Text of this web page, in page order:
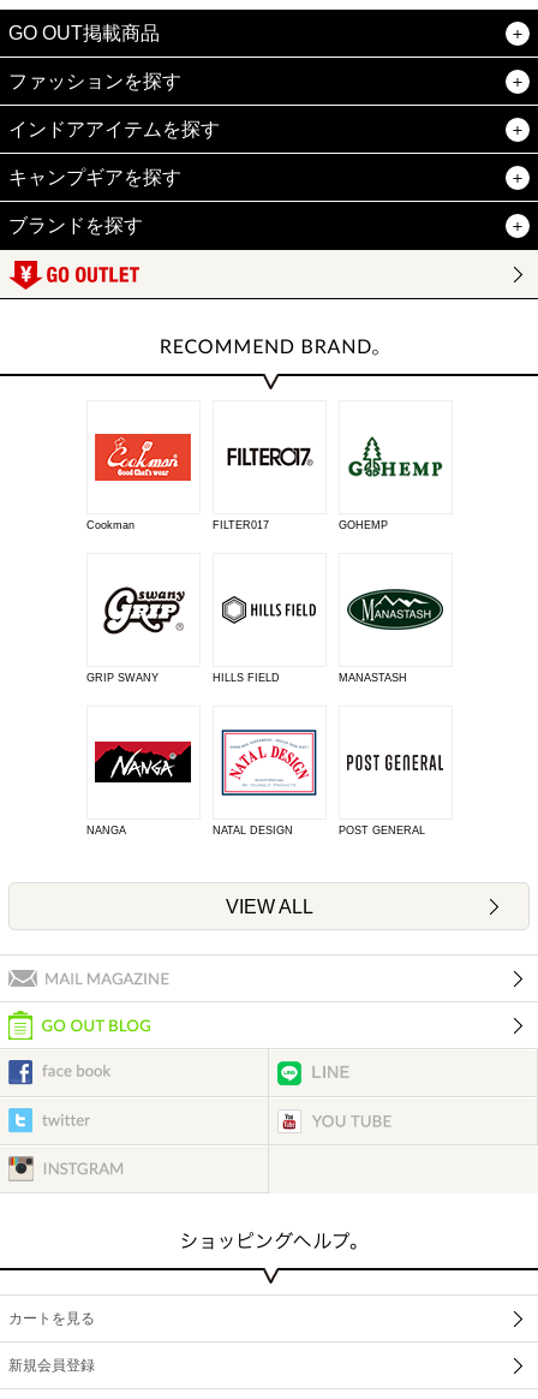
GO OUT掲載商品
ファッションを探す
インドアアイテムを探す
キャンプギアを探す
ブランドを探す
Cookman FILTER017 GOHEMP
GRIP SWANY HILLS FIELD MANASTASH
NANGA NATAL DESIGN POST GENERAL
VIEW ALL
カートを見る
新規会員登録